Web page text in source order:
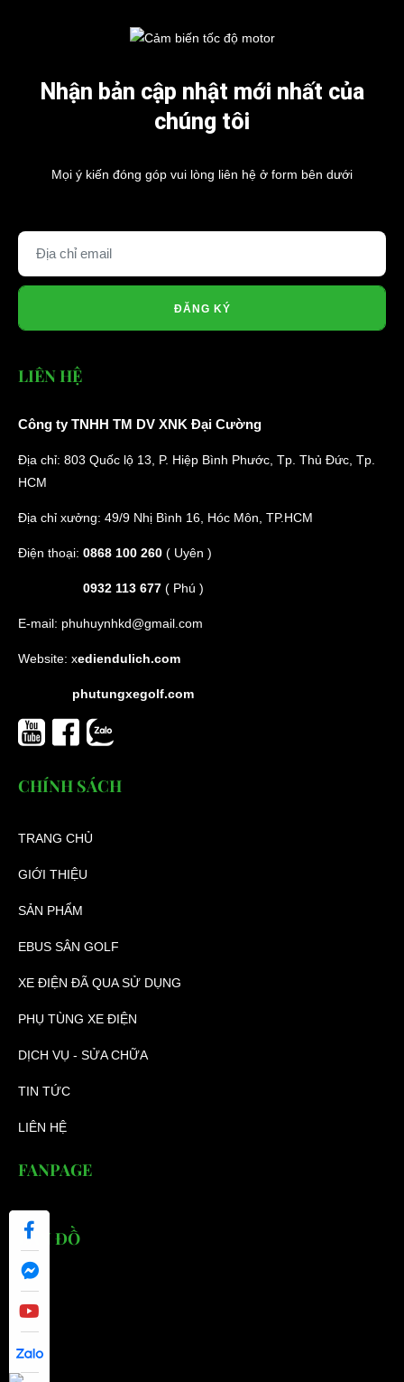
Nhận bản cập nhật mới nhất của
chúng tôi
Mọi ý kiến đóng góp vui lòng liên hệ ở form bên dưới
ĐĂNG KÝ
LIÊN HỆ
Công ty TNHH TM DV XNK Đại Cường
Địa chỉ: 803 Quốc lộ 13, P. Hiệp Bình Phước, Tp. Thủ Đức, Tp.
HCM
Địa chỉ xưởng: 49/9 Nhị Bình 16, Hóc Môn, TP.HCM
Điện thoại: 0868 100 260 ( Uyên )
0932 113 677 ( Phú )
E-mail: phuhuynhkd@gmail.com
Website: xediendulich.com
phutungxegolf.com
CHÍNH SÁCH
TRANG CHỦ
GIỚI THIỆU
SẢN PHẨM
EBUS SÂN GOLF
XE ĐIỆN ĐÃ QUA SỬ DỤNG
PHỤ TÙNG XE ĐIỆN
DỊCH VỤ - SỬA CHỮA
TIN TỨC
LIÊN HỆ
FANPAGE
BẢN ĐỒ